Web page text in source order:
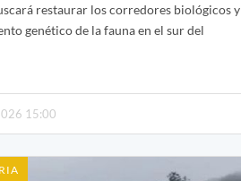
restaurar los corredores biológicos y
genético de la fauna en el sur del
15:00